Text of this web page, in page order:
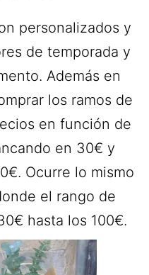
personalizados y
de temporada y
Además en
los ramos de
en función de
en 30€ y
Ocurre lo mismo
el rango de
hasta los 100€.